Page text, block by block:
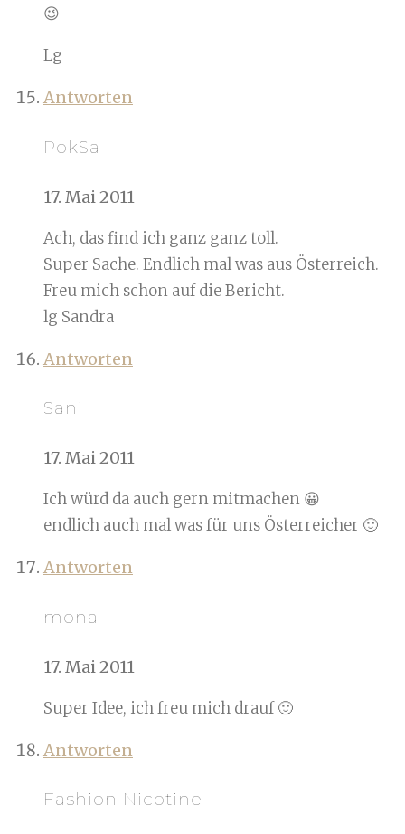
😉
Lg
Antworten
PokSa
17. Mai 2011
Ach, das find ich ganz ganz toll.
Super Sache. Endlich mal was aus Österreich.
Freu mich schon auf die Bericht.
lg Sandra
Antworten
Sani
17. Mai 2011
Ich würd da auch gern mitmachen 😀
endlich auch mal was für uns Österreicher 🙂
Antworten
mona
17. Mai 2011
Super Idee, ich freu mich drauf 🙂
Antworten
Fashion Nicotine